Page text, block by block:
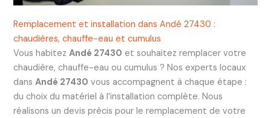
Remplacement et installation dans Andé 27430 :
chaudières, chauffe-eau et cumulus
Vous habitez Andé 27430 et souhaitez remplacer votre
chaudière, chauffe-eau ou cumulus ? Nos experts locaux
dans Andé 27430 vous accompagnent à chaque étape :
du choix du matériel à l’installation complète. Nous
réalisons un devis précis pour le remplacement de votre